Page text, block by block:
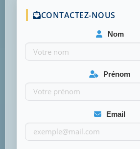
CONTACTEZ-NOUS
Nom
Prénom
Email